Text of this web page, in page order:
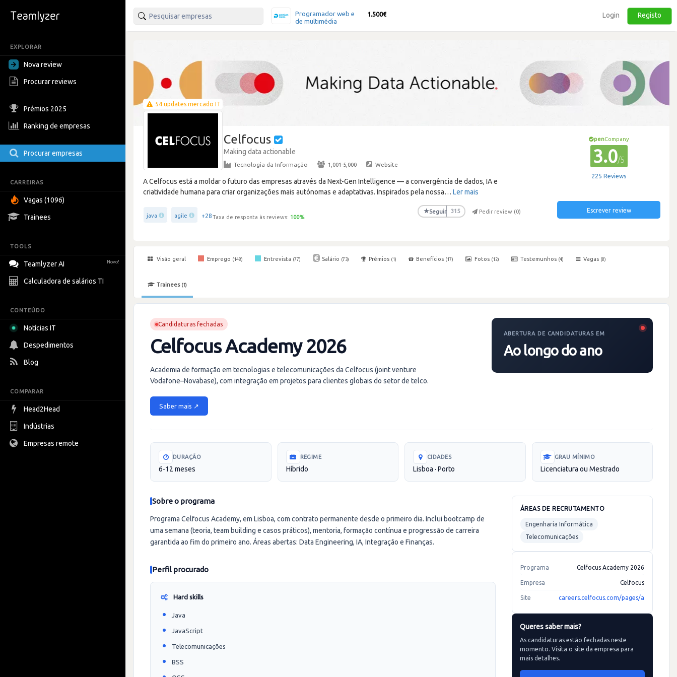
EXPLORAR
Nova review
Procurar reviews
Prémios 2025
Ranking de empresas
Procurar empresas
CARREIRAS
Vagas (1096)
Trainees
TOOLS
Teamlyzer AI Novo!
Calculadora de salários TI
CONTEÚDO
Notícias IT
Despedimentos
Blog
COMPARAR
Head2Head
Indústrias
Empresas remote
Programador web e
de multimédia
1.500€ Login Registo
54 updates mercado IT
Celfocus
Making data actionable
Tecnologia da Informação · 1,001-5,000 · Website
A Celfocus está a moldar o futuro das empresas através da Next-Gen Intelligence — a convergência de dados, IA e
criatividade humana para criar organizações mais autónomas e adaptativas. Inspirados pela nossa… Ler mais
java agile +28Taxa de resposta às reviews: 100%
★Seguir 315 Pedir review (0)
penCompany
3.0/5
225 Reviews
Escrever review
Visão geral Emprego (148) Entrevista (77) Salário (73) Prémios (1) Benefícios (17) Fotos (12) Testemunhos (4) Vagas (8)
Trainees (1)
Candidaturas fechadas
Celfocus Academy 2026
Academia de formação em tecnologias e telecomunicações da Celfocus (joint venture
Vodafone–Novabase), com integração em projetos para clientes globais do setor de telco.
Saber mais ↗
ABERTURA DE CANDIDATURAS EM
Ao longo do ano
DURAÇÃO
6-12 meses
REGIME
Híbrido
CIDADES
Lisboa · Porto
GRAU MÍNIMO
Licenciatura ou Mestrado
Sobre o programa
Programa Celfocus Academy, em Lisboa, com contrato permanente desde o primeiro dia. Inclui bootcamp de
uma semana (teoria, team building e casos práticos), mentoria, formação contínua e progressão de carreira
garantida ao fim do primeiro ano. Áreas abertas: Data Engineering, IA, Integração e Finanças.
Perfil procurado
Hard skills
Java
JavaScript
Telecomunicações
BSS
ÁREAS DE RECRUTAMENTO
Engenharia Informática
Telecomunicações
Programa Celfocus Academy 2026
Empresa Celfocus
Site careers.celfocus.com/pages/a
Queres saber mais?
As candidaturas estão fechadas neste
momento. Visita o site da empresa para
mais detalhes.